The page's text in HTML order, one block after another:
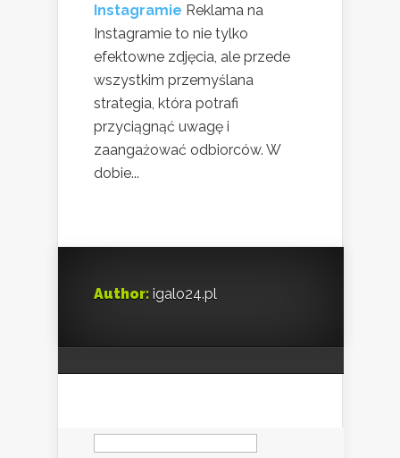
Instagramie Reklama na
Instagramie to nie tylko
efektowne zdjęcia, ale przede
wszystkim przemyślana
strategia, która potrafi
przyciągnąć uwagę i
zaangażować odbiorców. W
dobie...
Author: igalo24.pl
Szukaj: